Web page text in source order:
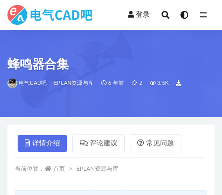
登录
蜂鸣器合集
电气CAD吧 EPLAN资源与库 6 年前 2 3.5K
详情介绍 评论建议 常见问题
当前位置： 首页 EPLAN资源与库